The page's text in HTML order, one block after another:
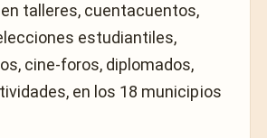
talleres, cuentacuentos,
estudiantiles,
cine-foros, diplomados,
en los 18 municipios